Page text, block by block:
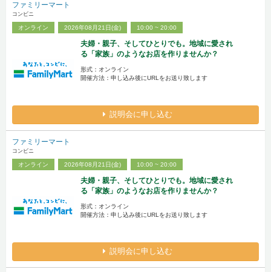
ファミリーマート
コンビニ
オンライン 2026年08月21日(金) 10:00 ~ 20:00
夫婦・親子、そしてひとりでも。地域に愛され
る「家族」のようなお店を作りませんか？
形式：オンライン
開催方法：申し込み後にURLをお送り致します
説明会に申し込む
ファミリーマート
コンビニ
オンライン 2026年08月21日(金) 10:00 ~ 20:00
夫婦・親子、そしてひとりでも。地域に愛され
る「家族」のようなお店を作りませんか？
形式：オンライン
開催方法：申し込み後にURLをお送り致します
説明会に申し込む